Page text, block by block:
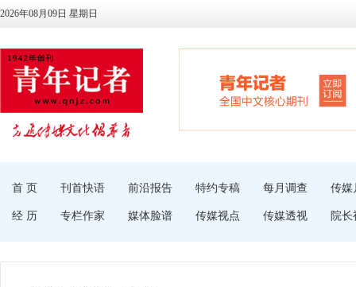
2026年08月09日 星期日
首 页 刊首快语 前沿报告 特约专稿 每月调查 传媒
经 历 专栏作家 媒体脸谱 传媒视点 传媒透视 院长